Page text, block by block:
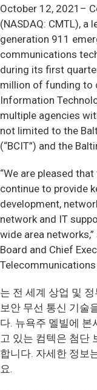
October 12, 2021–
(NASDAQ: CMTL),
generation 911
communications
during its first
million of funding to
Information
multiple agencies
not limited to the
(“BCIT”) and the
“We are pleased
continue to provide
development,
network and IT
wide area
Board and Chief
Telecommunications
는 전 세계 상업 및
보안 무선 통신 기술
다. 뉴욕주 멜빌에 본
고 있는 컴텍은 첨단
합니다. 자세한 정보
요.